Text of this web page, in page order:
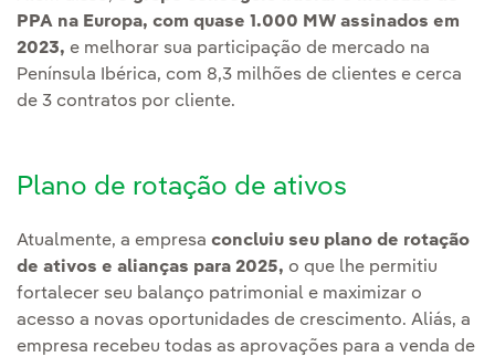
PPA na Europa, com quase 1.000 MW assinados em
2023, e melhorar sua participação de mercado na
Península Ibérica, com 8,3 milhões de clientes e cerca
de 3 contratos por cliente.
Plano de rotação de ativos
Atualmente, a empresa concluiu seu plano de rotação
de ativos e alianças para 2025, o que lhe permitiu
fortalecer seu balanço patrimonial e maximizar o
acesso a novas oportunidades de crescimento. Aliás, a
empresa recebeu todas as aprovações para a venda de